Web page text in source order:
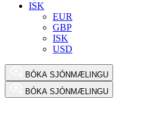
ISK
EUR
GBP
ISK
USD
BÓKA SJÓNMÆLINGU
BÓKA SJÓNMÆLINGU